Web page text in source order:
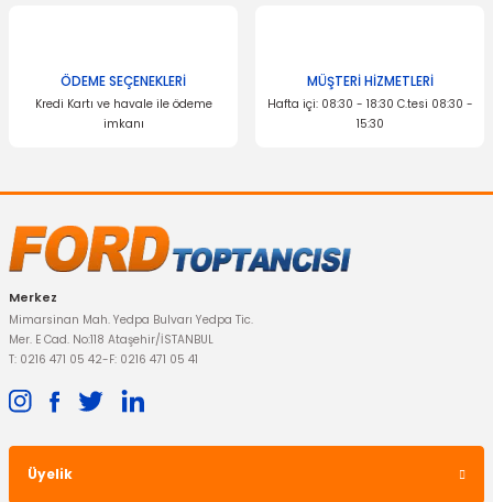
ÖDEME SEÇENEKLERİ
Kredi Kartı ve havale ile ödeme
imkanı
MÜŞTERİ HİZMETLERİ
Hafta içi: 08:30 - 18:30 C.tesi 08:30 -
15:30
Merkez
Mimarsinan Mah. Yedpa Bulvarı Yedpa Tic.
Mer. E Cad. No:118 Ataşehir/İSTANBUL
T: 0216 471 05 42-F: 0216 471 05 41
Üyelik